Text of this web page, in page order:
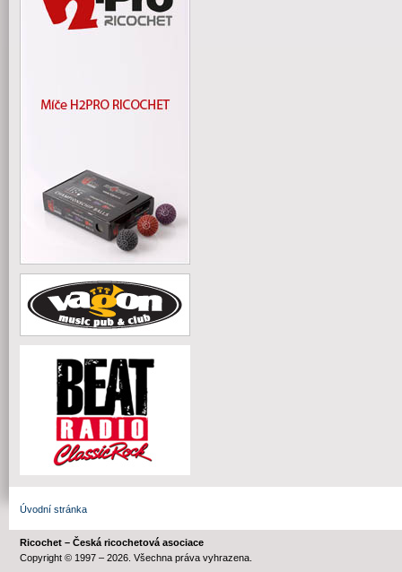
Úvodní stránka
Ricochet – Česká ricochetová asociace
Copyright © 1997 – 2026. Všechna práva vyhrazena.